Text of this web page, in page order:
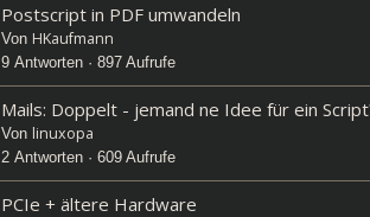
Postscript in PDF umwandeln
Von HKaufmann
9 Antworten · 897 Aufrufe
Mails: Doppelt - jemand ne Idee für ein
Von linuxopa
2 Antworten · 609 Aufrufe
PCIe + ältere Hardware